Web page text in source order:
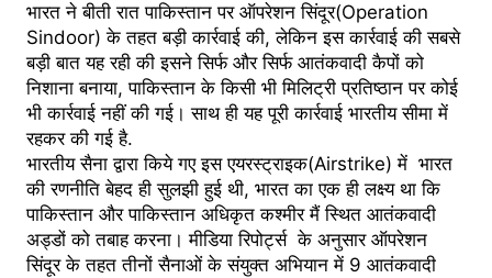
भारत ने बीती रात पाकिस्तान पर ऑपरेशन सिंदूर(Operation
Sindoor) के तहत बड़ी कार्रवाई की, लेकिन इस कार्रवाई की सबसे
बड़ी बात यह रही की इसने सिर्फ और सिर्फ आतंकवादी कैपों को
निशाना बनाया, पाकिस्तान के किसी भी मिलिट्री प्रतिष्ठान पर कोई
भी कार्रवाई नहीं की गई। साथ ही यह पूरी कार्रवाई भारतीय सीमा में
रहकर की गई है.
भारतीय सैना द्वारा किये गए इस एयरस्ट्राइक(Airstrike) में भारत
की रणनीति बेहद ही सुलझी हुई थी, भारत का एक ही लक्ष्य था कि
पाकिस्तान और पाकिस्तान अधिकृत कश्मीर मैं स्थित आतंकवादी
अड्डों को तबाह करना। मीडिया रिपोर्ट्स के अनुसार ऑपरेशन
सिंदूर के तहत तीनों सैनाओं के संयुक्त अभियान में 9 आतंकवादी